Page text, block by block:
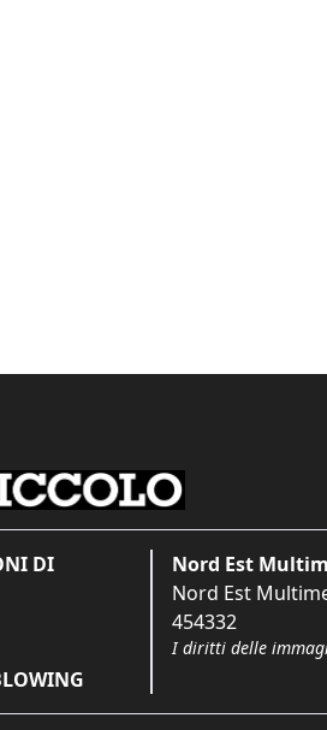
DI
Nord Est
Nord Est
454332
I diritti delle